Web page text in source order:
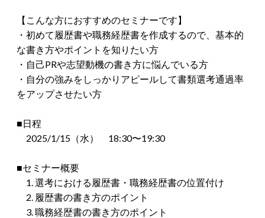
【こんな方におすすめのセミナーです】
・初めて履歴書や職務経歴書を作成するので、基本的
な書き方やポイントを知りたい方
・自己PRや志望動機の書き方に悩んでいる方
・自分の強みをしっかりアピールして書類選考通過率
をアップさせたい方
■日程
2025/1/15（水） 18:30〜19:30
■セミナー概要
1. 選考における履歴書・職務経歴書の位置付け
2. 履歴書の書き方のポイント
3. 職務経歴書の書き方のポイント